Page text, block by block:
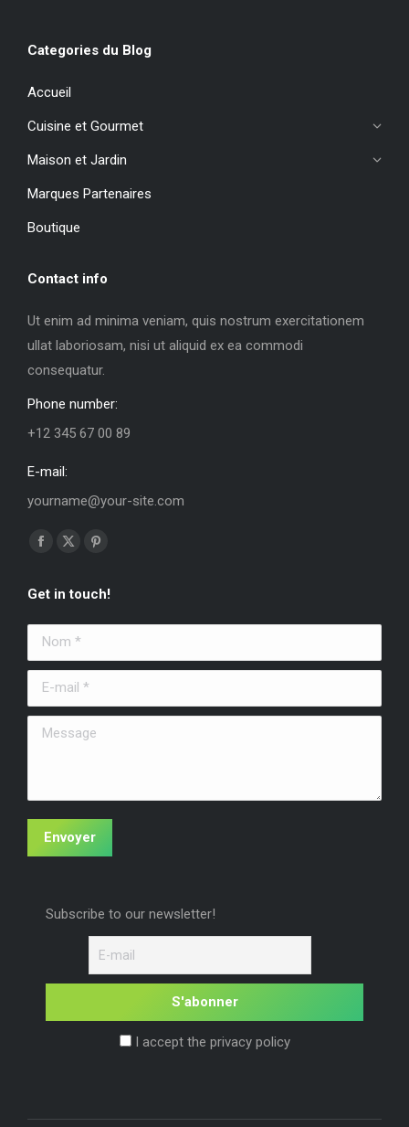
Categories du Blog
Accueil
Cuisine et Gourmet
Maison et Jardin
Marques Partenaires
Boutique
Contact info
Ut enim ad minima veniam, quis nostrum exercitationem
ullat laboriosam, nisi ut aliquid ex ea commodi
consequatur.
Phone number:
+12 345 67 00 89
E-mail:
yourname@your-site.com
Trouvez nous sur :
La
Facebook
s'ouvre
dans
une
nouvelle
fenêtre
La
X
s'ouvre
dans
une
nouvelle
fenêtre
La
Pinterest
s'ouvre
une
fenêtre
Get in touch!
Nom *
E-mail *
Message
Envoyer
Subscribe to our newsletter!
I accept the privacy policy